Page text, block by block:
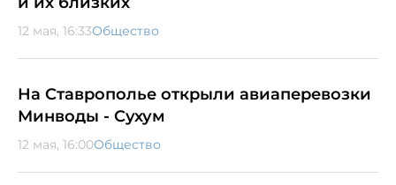
12 мая, 16:33Общество
На Ставрополье открыли авиаперевозки
Минводы - Сухум
12 мая, 16:00Общество